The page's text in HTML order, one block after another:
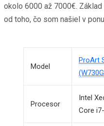
okolo 6000 až 7000€.
od toho, čo som našiel v
Model
ProArt
Procesor
Intel
Core